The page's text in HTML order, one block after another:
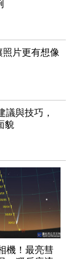
照片更有想像
議與技巧，
貌
機！最亮彗